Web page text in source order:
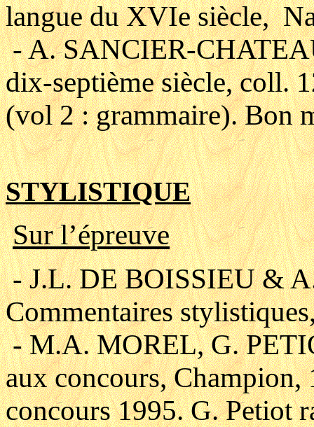
langue du XVIe siècle,
- A. SANCIER-
dix-septième siècle, coll.
(vol 2 : grammaire). Bon
STYLISTIQUE
Sur l’épreuve
- J.L. DE BOISSIEU &
Commentaires
- M.A. MOREL, G.
aux concours,
concours 1995. G. Petiot